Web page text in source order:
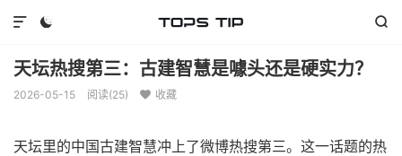
 

天坛热搜第三：古建智慧是噱头还是硬实力？
2026-05-15 阅读(25)  收藏
天坛里的中国古建智慧冲上了微博热搜第三。这一话题的热